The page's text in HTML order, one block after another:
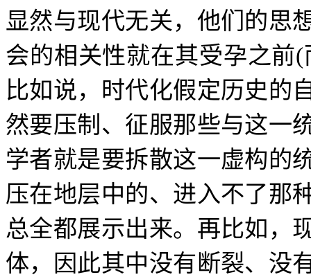
显然与现代无关，他们的思
会的相关性就在其受孕之前(
比如说，时代化假定历史的
然要压制、征服那些与这一
学者就是要拆散这一虚构的
压在地层中的、进入不了那
总全都展示出来。再比如，
体，因此其中没有断裂、没